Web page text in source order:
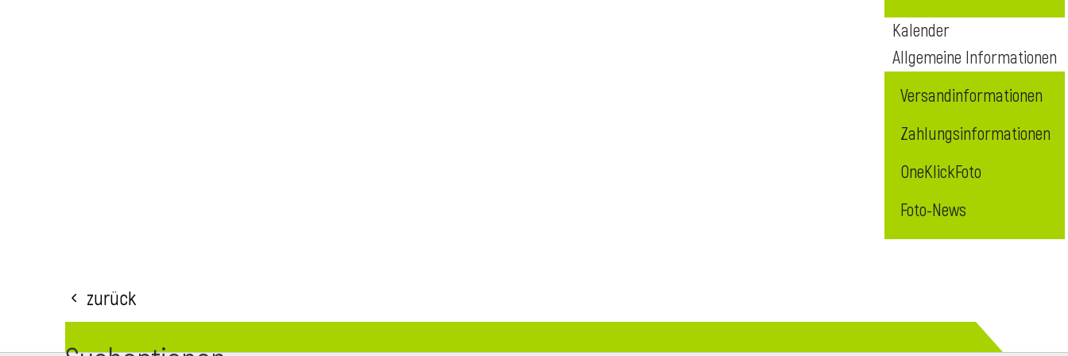
Kalender
Allgemeine Informationen
Versandinformationen
Zahlungsinformationen
OneKlickFoto
Foto-News
Zurück